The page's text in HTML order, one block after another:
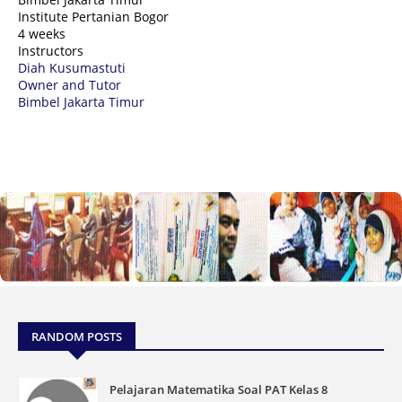
Institute Pertanian Bogor
4 weeks
Instructors
Diah Kusumastuti
Owner and Tutor
Bimbel Jakarta Timur
RANDOM POSTS
Pelajaran Matematika Soal PAT Kelas 8